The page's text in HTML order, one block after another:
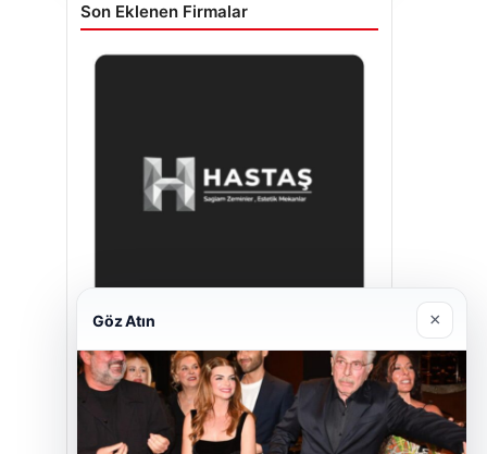
Son Eklenen Firmalar
Hastaş Beton
26/05/2026
Göz Atın ×